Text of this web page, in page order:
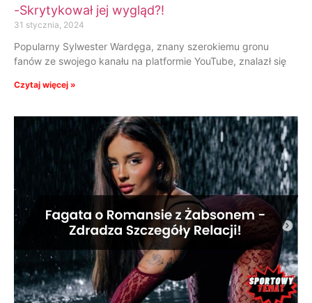
-Skrytykował jej wygląd?!
31 stycznia, 2024
Popularny Sylwester Wardęga, znany szerokiemu gronu
fanów ze swojego kanału na platformie YouTube, znalazł się
Czytaj więcej »